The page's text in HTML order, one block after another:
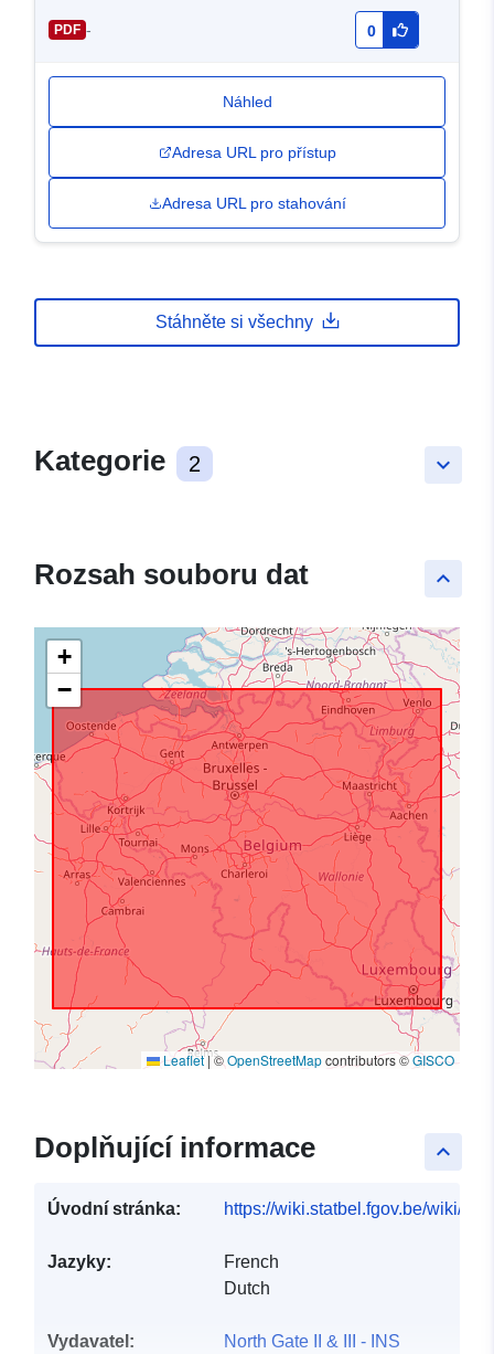
PDF - 0
Náhled
Adresa URL pro přístup
Adresa URL pro stahování
Stáhněte si všechny
keyboard_arrow_down
Kategorie 2
keyboard_arrow_up
Rozsah souboru dat
+
−
Leaflet|©OpenStreetMapcontributors ©GISCO
keyboard_arrow_up
Doplňující informace
Úvodní stránka: https://wiki.statbel.fgov.be/wiki/
Jazyky:
French
Dutch
Vydavatel: North Gate II & III - INS